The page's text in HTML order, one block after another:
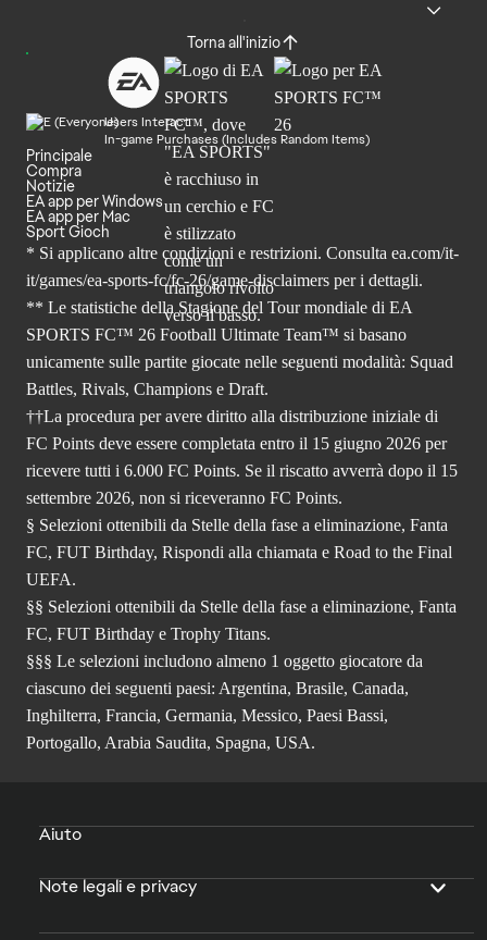
Torna all'inizio
Users Interact
In-game Purchases (Includes Random Items)
Principale
Compra
Notizie
EA app per Windows
EA app per Mac
Sport Gioch
* Si applicano altre condizioni e restrizioni. Consulta ea.com/it-
it/games/ea-sports-fc/fc-26/game-disclaimers per i dettagli.
** Le statistiche della Stagione del Tour mondiale di EA
SPORTS FC™ 26 Football Ultimate Team™ si basano
unicamente sulle partite giocate nelle seguenti modalità: Squad
Battles, Rivals, Champions e Draft.
††La procedura per avere diritto alla distribuzione iniziale di
FC Points deve essere completata entro il 15 giugno 2026 per
ricevere tutti i 6.000 FC Points. Se il riscatto avverrà dopo il 15
settembre 2026, non si riceveranno FC Points.
§ Selezioni ottenibili da Stelle della fase a eliminazione, Fanta
FC, FUT Birthday, Rispondi alla chiamata e Road to the Final
UEFA.
§§ Selezioni ottenibili da Stelle della fase a eliminazione, Fanta
FC, FUT Birthday e Trophy Titans.
§§§ Le selezioni includono almeno 1 oggetto giocatore da
ciascuno dei seguenti paesi: Argentina, Brasile, Canada,
Inghilterra, Francia, Germania, Messico, Paesi Bassi,
Portogallo, Arabia Saudita, Spagna, USA.
Aiuto
Note legali e privacy